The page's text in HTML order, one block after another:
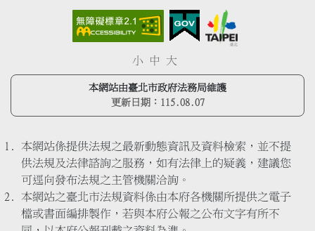
小 中 大
本網站由臺北市政府法務局維護
更新日期： 115.08.07
本網站係提供法規之最新動態資訊及資料檢索，並不提
供法規及法律諮詢之服務，如有法律上的疑義，建議您
可逕向發布法規之主管機關洽詢。
本網站之臺北市法規資料係由本府各機關所提供之電子
檔或書面編排製作，若與本府公報之公布文字有所不